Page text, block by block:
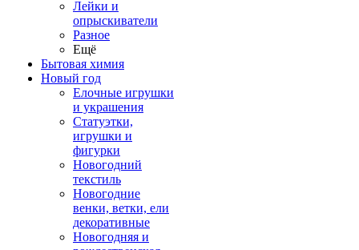
Лейки и
опрыскиватели
Разное
Ещё
Бытовая химия
Новый год
Елочные игрушки
и украшения
Статуэтки,
игрушки и
фигурки
Новогодний
текстиль
Новогодние
венки, ветки, ели
декоративные
Новогодняя и